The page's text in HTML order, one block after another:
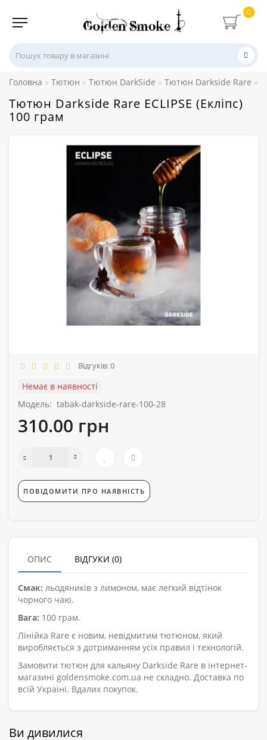
0
Головна Тютюн Тютюн DarkSide Тютюн Darkside Rare
Тютюн Darkside Rare ECLIPSE (Екліпс)
100 грам
Відгуків: 0
Немає в наявності
Модель: tabak-darkside-rare-100-28
310.00 грн
ПОВІДОМИТИ ПРО НАЯВНІСТЬ
ОПИС ВІДГУКИ (0)
Смак: льодяників з лимоном, має легкий відтінок
чорного чаю.
Вага: 100 грам.
Лінійка Rare є новим, невідмитим тютюном, який
виробляється з дотриманням усіх правил і технологій.
Замовити тютюн для кальяну Darkside Rare в інтернет-
магазині goldensmoke.com.ua не складно. Доставка по
всій Україні. Вдалих покупок.
Ви дивилися